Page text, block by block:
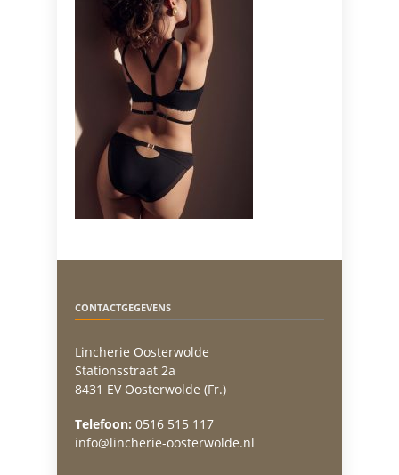
CONTACTGEGEVENS
Lincherie Oosterwolde
Stationsstraat 2a
8431 EV Oosterwolde (Fr.)
Telefoon: 0516 515 117
info@lincherie-oosterwolde.nl